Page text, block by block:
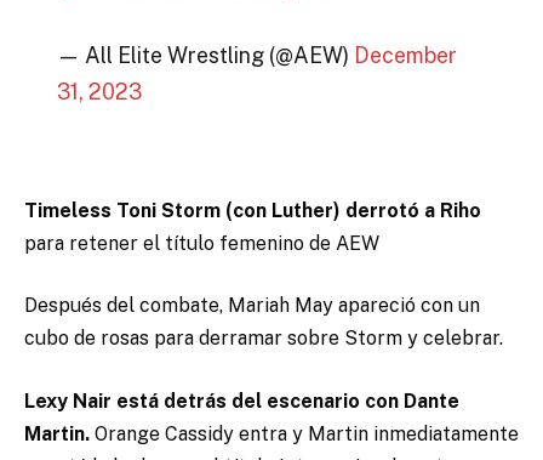
— All Elite Wrestling (@AEW) December
31, 2023
Timeless Toni Storm (con Luther) derrotó a Riho
para retener el título femenino de AEW
Después del combate, Mariah May apareció con un
cubo de rosas para derramar sobre Storm y celebrar.
Lexy Nair está detrás del escenario con Dante
Martin. Orange Cassidy entra y Martin inmediatamente